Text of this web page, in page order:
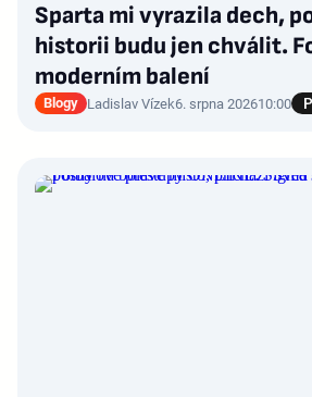
Sparta mi vyrazila dech,
historii budu jen chválit.
moderním balení
Blogy Ladislav Vízek6. srpna 202610:00